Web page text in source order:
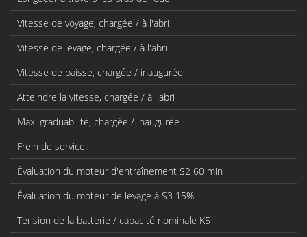
Vitesse de voyage, chargée / à l'abri
Vitesse de levage, chargée / à l'abri
Vitesse de baisse, chargée / inaugurée
Atteindre la vitesse, chargée / à l'abri
Max. graduabilité, chargée / inaugurée
Frein de service
Évaluation du moteur d'entraînement S2 60 min
Évaluation du moteur de levage à S3 15%
Tension de la batterie / capacité nominale K5